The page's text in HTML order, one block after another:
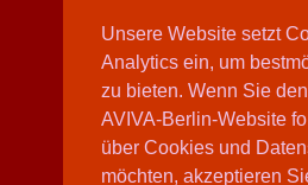
Unsere Website setzt
Analytics ein, um
zu bieten. Wenn Sie
AVIVA-Berlin-Website
über Cookies und
möchten, akzeptieren